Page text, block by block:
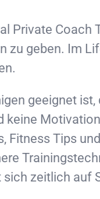
Private Coach
zu geben. Im
geeignet ist,
keine
Fitness Tips und
zeitlich auf